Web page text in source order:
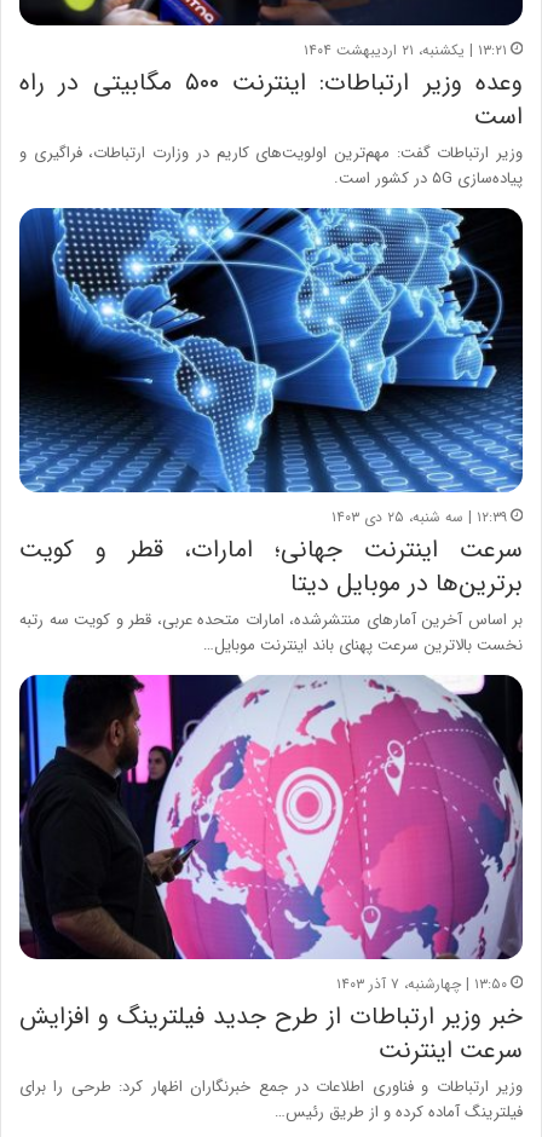
۱۳:۲۱ | یکشنبه، ۲۱ اردیبهشت ۱۴۰۴
وعده وزیر ارتباطات: اینترنت ۵۰۰ مگابیتی در راه
است
وزیر ارتباطات گفت: مهم‌ترین اولویت‌های کاریم در وزارت ارتباطات، فراگیری و
پیاده‌سازی ۵G در کشور است.
۱۲:۳۹ | سه شنبه، ۲۵ دی ۱۴۰۳
سرعت اینترنت جهانی؛ امارات، قطر و کویت
برترین‌ها در موبایل دیتا
بر اساس آخرین آمارهای منتشرشده، امارات متحده عربی، قطر و کویت سه رتبه
نخست بالاترین سرعت پهنای باند اینترنت موبایل…
۱۳:۵۰ | چهارشنبه، ۷ آذر ۱۴۰۳
خبر وزیر ارتباطات از طرح جدید فیلترینگ و افزایش
سرعت اینترنت
وزیر ارتباطات و فناوری اطلاعات در جمع خبرنگاران اظهار کرد: طرحی را برای
فیلترینگ آماده کرده و از طریق رئیس…